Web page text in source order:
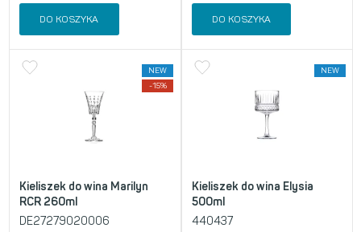
DO KOSZYKA DO KOSZYKA
NEW
-15%
Kieliszek do wina Marilyn
RCR 260ml
DE27279020006
NEW
Kieliszek do wina Elysia
500ml
440437